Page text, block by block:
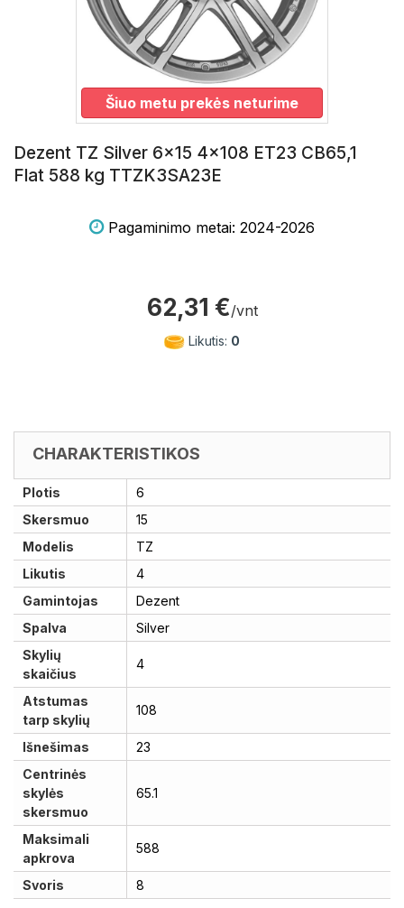
Šiuo metu prekės neturime
Dezent TZ Silver 6x15 4x108 ET23 CB65,1
Flat 588 kg TTZK3SA23E
Pagaminimo metai: 2024-2026
62,31 €/vnt
Likutis: 0
CHARAKTERISTIKOS
Plotis
6
Skersmuo
15
Modelis
TZ
Likutis
4
Gamintojas
Dezent
Spalva
Silver
Skylių
skaičius
4
Atstumas
tarp skylių
108
Išnešimas
23
Centrinės
skylės
skersmuo
65.1
Maksimali
apkrova
588
Svoris 8